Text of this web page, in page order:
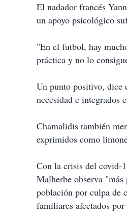
El nadador francés
un apoyo psicológico
"En el futbol, hay
práctica y no lo
Un punto positivo, dice
necesidad e integrados
Chamalidis también
exprimidos como
Con la crisis del covid-
Malherbe observa
población por culpa de
familiares afectados